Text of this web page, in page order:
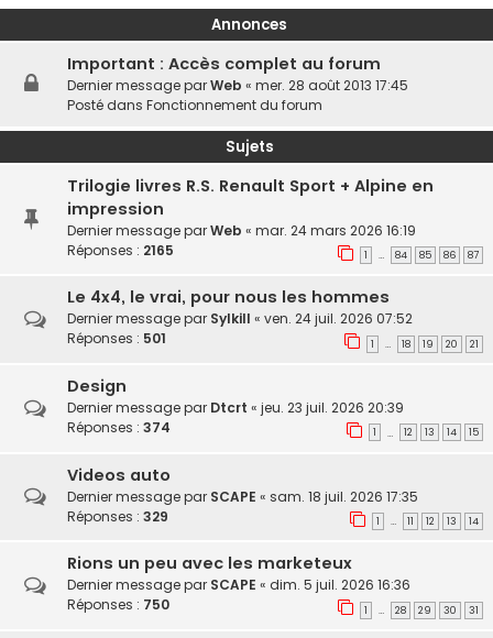
Annonces
Important : Accès complet au forum
Dernier message parWeb « mer. 28 août 2013 17:45
Posté dans Fonctionnement du forum
Sujets
Trilogie livres R.S. Renault Sport + Alpine en
impression
Dernier message parWeb « mar. 24 mars 2026 16:19
Réponses : 2165 1 … 84 85 86 87
Le 4x4, le vrai, pour nous les hommes
Dernier message par Sylkill « ven. 24 juil. 2026 07:52
Réponses : 501 1 … 18 19 20 21
Design
Dernier message par Dtcrt « jeu. 23 juil. 2026 20:39
Réponses : 374 1 … 12 13 14 15
Videos auto
Dernier message par SCAPE « sam. 18 juil. 2026 17:35
Réponses : 329 1 … 11 12 13 14
Rions un peu avec les marketeux
Dernier message par SCAPE « dim. 5 juil. 2026 16:36
Réponses : 750 1 … 28 29 30 31